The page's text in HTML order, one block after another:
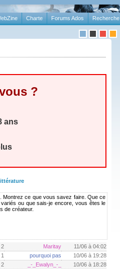
Recherche
Forums Ados
Charte
?
ans
Montrez ce que vous savez faire. Que ce
ou que sais-je encore, vous êtes le
de créateur.
2 Maritay
11/06 à 04:02
1 pourquoi pas
10/06 à 19:28
2 _-_Ewalyn_-_
10/06 à 18:28